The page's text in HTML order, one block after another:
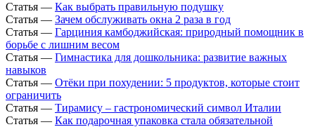
Статья — Как выбрать правильную подушку
Статья — Зачем обслуживать окна 2 раза в год
Статья — Гарциния камбоджийская: природный помощник в
борьбе с лишним весом
Статья — Гимнастика для дошкольника: развитие важных
навыков
Статья — Отёки при похудении: 5 продуктов, которые стоит
ограничить
Статья — Тирамису – гастрономический символ Италии
Статья — Как подарочная упаковка стала обязательной